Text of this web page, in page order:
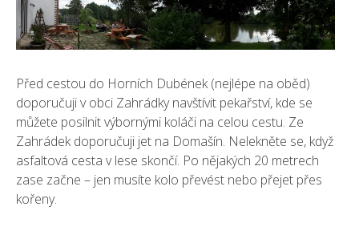
Před cestou do Horních Dubének (nejlépe na oběd)
doporučuji v obci Zahrádky navštívit pekařství, kde se
můžete posilnit výbornými koláči na celou cestu. Ze
Zahrádek doporučuji jet na Domašín. Nelekněte se, když
asfaltová cesta v lese skončí. Po nějakých 20 metrech
zase začne – jen musíte kolo převést nebo přejet přes
kořeny.